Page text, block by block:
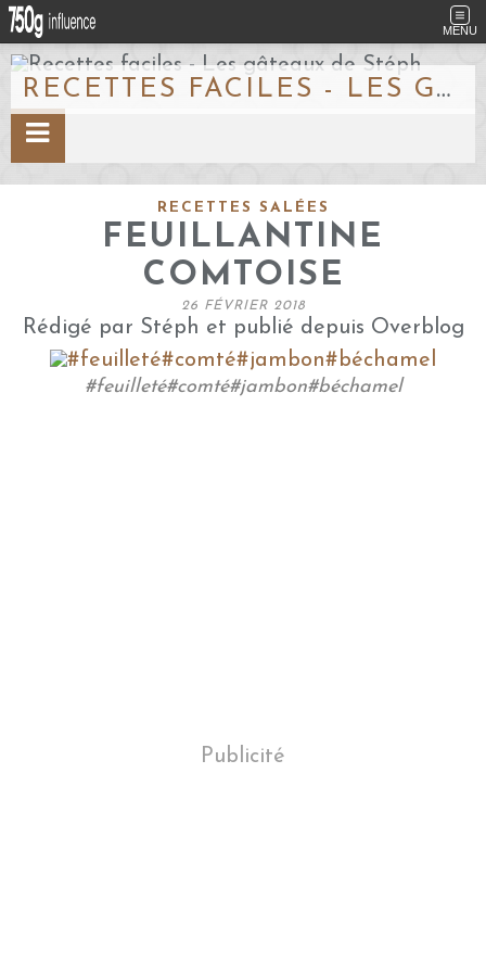
MENU
RECETTES FACILES - LES GÂTEAUX DE STÉPH
RECETTES SALÉES
FEUILLANTINE
COMTOISE
26 FÉVRIER 2018
Rédigé par Stéph et publié depuis Overblog
#feuilleté#comté#jambon#béchamel
Publicité